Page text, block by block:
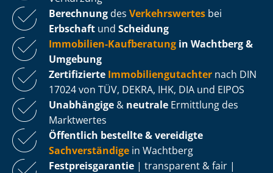
Berechnung des Verkehrswertes bei
Erbschaft und Scheidung
Immobilien-Kaufberatung in Wachtberg &
Umgebung
Zertifizierte Im­mo­bi­li­en­gut­ach­ter nach DIN
17024 von TÜV, DEKRA, IHK, DIA und EIPOS
Unabhängige & neutrale Ermittlung des
Marktwertes
Öffentlich bestellte & vereidigte
Sachverständige in Wachtberg
Fest­preis­ga­ran­tie | transparent & fair |